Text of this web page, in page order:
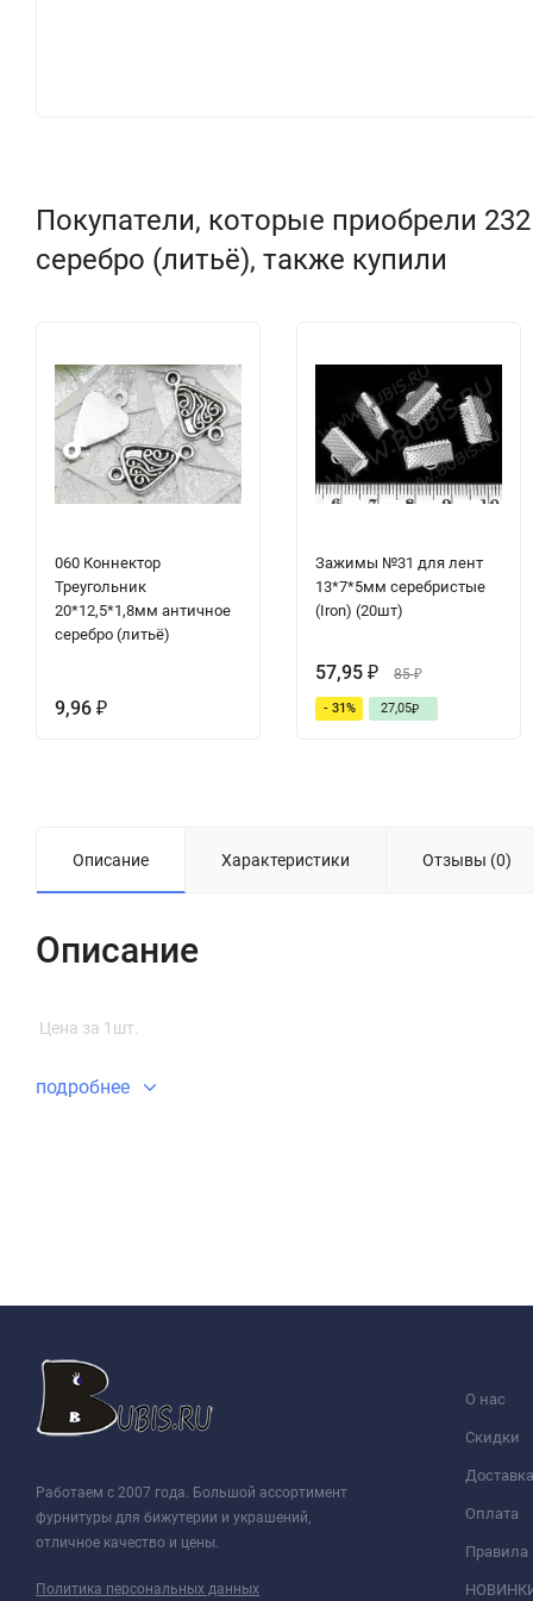
Покупатели, которые приобрели
серебро (литьё), также купили
060 Коннектор
Треугольник
20*12,5*1,8мм античное
серебро (литьё)
9,96 ₽
Зажимы №31 для лент
13*7*5мм серебристые
(Iron) (20шт)
57,95 ₽ 85₽
- 31% 27,05₽
Описание Характеристики Отзывы (0)
Описание
Цена за 1шт.
подробнее
Работаем с 2007 года. Большой ассортимент
фурнитуры для бижутерии и украшений,
отличное качество и цены.
Политика персональных данных
О нас
Скидки
Доставка
Оплата
Правила